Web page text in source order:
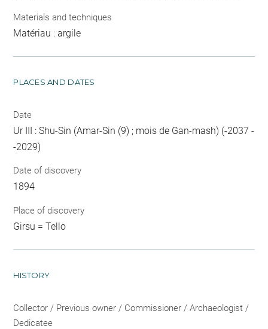
Materials and techniques
Matériau : argile
PLACES AND DATES
Date
Ur III : Shu-Sin (Amar-Sin (9) ; mois de Gan-mash) (-2037 -
-2029)
Date of discovery
1894
Place of discovery
Girsu = Tello
HISTORY
Collector / Previous owner / Commissioner / Archaeologist /
Dedicatee